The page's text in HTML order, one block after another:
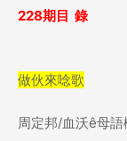
228期 目 錄
做伙來唸歌
周定邦/血沃ê母